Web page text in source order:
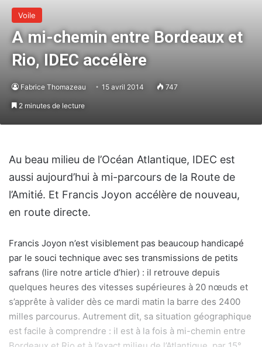
Voile
A mi-chemin entre Bordeaux et
Rio, IDEC accélère
Fabrice Thomazeau 15 avril 2014 747
2 minutes de lecture
Au beau milieu de l’Océan Atlantique, IDEC est
aussi aujourd’hui à mi-parcours de la Route de
l’Amitié. Et Francis Joyon accélère de nouveau,
en route directe.
Francis Joyon n’est visiblement pas beaucoup handicapé
par le souci technique avec ses transmissions de petits
safrans (lire notre article d’hier) : il retrouve depuis
quelques heures des vitesses supérieures à 20 nœuds et
s’apprête à valider dès ce mardi matin la barre des 2400
milles parcourus. Autrement dit, sa situation géographique
est facile à comprendre : il est à la fois à mi-chemin entre